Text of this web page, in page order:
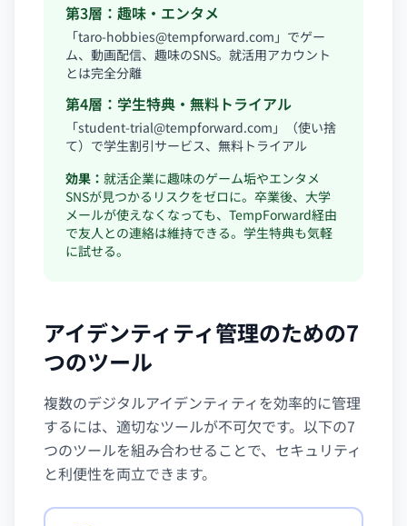
第3層：趣味・エンタメ
「taro-hobbies@tempforward.com 」でゲー
ム、動画配信、趣味のSNS。就活用アカウント
とは完全分離
第4層：学生特典・無料トライアル
「student-trial@tempforward.com 」（使い捨
て）で学生割引サービス、無料トライアル
効果： 就活企業に趣味のゲーム垢やエンタメ
SNSが見つかるリスクをゼロに。卒業後、大学
メールが使えなくなっても、TempForward経由
で友人との連絡は維持できる。学生特典も気軽
に試せる。
アイデンティティ管理のための7
つのツール
複数のデジタルアイデンティティを効率的に管理
するには、適切なツールが不可欠です。以下の7
つのツールを組み合わせることで、セキュリティ
と利便性を両立できます。